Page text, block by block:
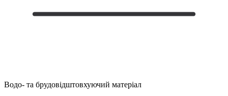
Водо- та брудовідштовхуючий матеріал